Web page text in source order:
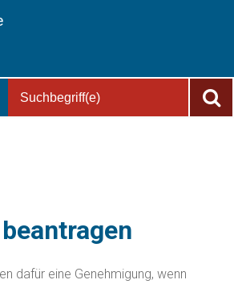
dafür eine Genehmigung, wenn